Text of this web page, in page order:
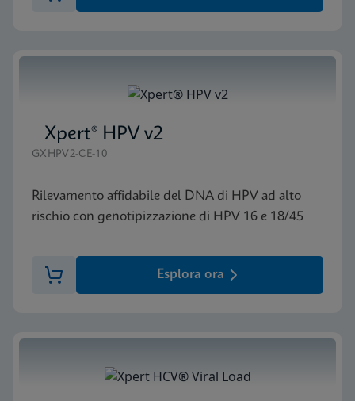
Xpert® HPV v2
GXHPV2-CE-10
Rilevamento affidabile del DNA di HPV ad alto
rischio con genotipizzazione di HPV 16 e 18/45
Esplora ora